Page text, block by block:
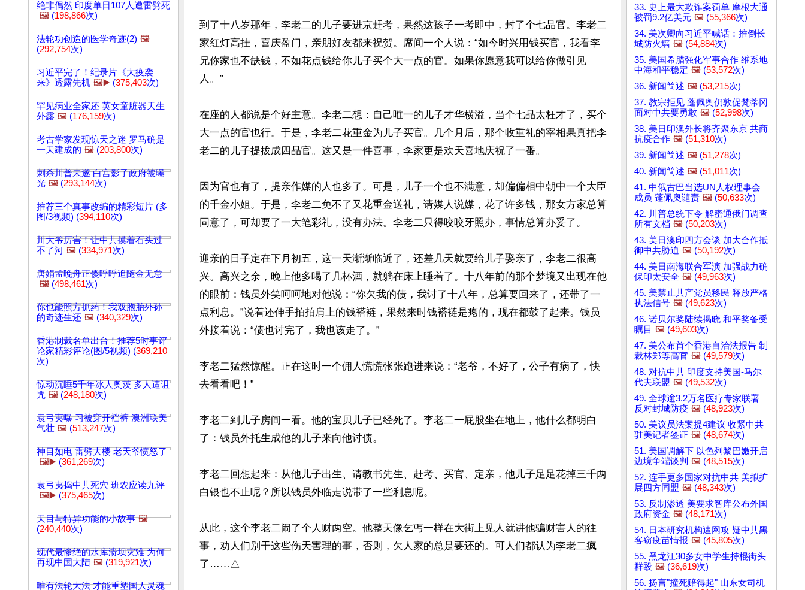
绝非偶然 印度单日107人遭雷劈死
🖼️ (198,866次)
法轮功创造的医学奇迹(2) 🖼️
(292,754次)
习近平完了！纪录片《大疫袭
来》透露先机 🖼️▶️ (375,403次)
罕见病业全家还 英女童脏器天生
外露 🖼️ (176,159次)
考古学家发现惊天之迷 罗马确是
一天建成的 🖼️ (203,800次)
刺杀川普未遂 白宫影子政府被曝
光 🖼️ (293,144次)
推荐三个真事改编的精彩短片 (多
图/3视频) (394,110次)
川大爷厉害！让中共摸着石头过
不了河 🖼️ (334,971次)
唐娟孟晚舟正傻呼呼追随金无怠
🖼️ (498,461次)
你也能照方抓药！我双胞胎外孙
的奇迹生还 🖼️ (340,329次)
香港制裁名单出台！推荐5时事评
论家精彩评论(图/5视频) (369,210
次)
惊动沉睡5千年冰人奥茨 多人遭诅
咒 🖼️ (248,180次)
袁弓夷曝 习被穿开裆裤 澳洲联美
气壮 🖼️ (513,247次)
神目如电 雷劈大楼 老天爷愤怒了
🖼️▶️ (361,269次)
袁弓夷捣中共死穴 班农应读九评
🖼️▶️ (375,465次)
天目与特异功能的小故事 🖼️
(240,440次)
现代最惨绝的水库溃坝灾难 为何
再现中国大陆 🖼️ (319,921次)
唯有法轮大法 才能重塑国人灵魂
到了十八岁那年，李老二的儿子要进京赶考，果然这孩子一考即中，封了个七品官。李老二
家红灯高挂，喜庆盈门，亲朋好友都来祝贺。席间一个人说：“如今时兴用钱买官，我看李
兄你家也不缺钱，不如花点钱给你儿子买个大一点的官。如果你愿意我可以给你做引见
人。”
在座的人都说是个好主意。李老二想：自己唯一的儿子才华横溢，当个七品太枉才了，买个
大一点的官也行。于是，李老二花重金为儿子买官。几个月后，那个收重礼的宰相果真把李
老二的儿子提拔成四品官。这又是一件喜事，李家更是欢天喜地庆祝了一番。
因为官也有了，提亲作媒的人也多了。可是，儿子一个也不满意，却偏偏相中朝中一个大臣
的千金小姐。于是，李老二免不了又花重金送礼，请媒人说媒，花了许多钱，那女方家总算
同意了，可却要了一大笔彩礼，没有办法。李老二只得咬咬牙照办，事情总算办妥了。
迎亲的日子定在下月初五，这一天渐渐临近了，还差几天就要给儿子娶亲了，李老二很高
兴。高兴之余，晚上他多喝了几杯酒，就躺在床上睡着了。十八年前的那个梦境又出现在他
的眼前：钱员外笑呵呵地对他说：“你欠我的债，我讨了十八年，总算要回来了，还带了一
点利息。”说着还伸手拍拍肩上的钱褡裢，果然来时钱褡裢是瘪的，现在都鼓了起来。钱员
外接着说：“债也讨完了，我也该走了。”
李老二猛然惊醒。正在这时一个佣人慌慌张张跑进来说：“老爷，不好了，公子有病了，快
去看看吧！”
李老二到儿子房间一看。他的宝贝儿子已经死了。李老二一屁股坐在地上，他什么都明白
了：钱员外托生成他的儿子来向他讨债。
李老二回想起来：从他儿子出生、请教书先生、赶考、买官、定亲，他儿子足足花掉三千两
白银也不止呢？所以钱员外临走说带了一些利息呢。
从此，这个李老二闹了个人财两空。他整天像乞丐一样在大街上见人就讲他骗财害人的往
事，劝人们别干这些伤天害理的事，否则，欠人家的总是要还的。可人们都认为李老二疯
了……△
33. 史上最大欺诈案罚单 摩根大通
被罚9.2亿美元 🖼️ (55,366次)
34. 美次卿向习近平喊话：推倒长
城防火墙 🖼️ (54,884次)
35. 美国希腊强化军事合作 维系地
中海和平稳定 🖼️ (53,572次)
36. 新闻简述 🖼️ (53,215次)
37. 教宗拒见 蓬佩奥仍敦促梵蒂冈
面对中共要勇敢 🖼️ (52,998次)
38. 美日印澳外长将齐聚东京 共商
抗疫合作 🖼️ (51,310次)
39. 新闻简述 🖼️ (51,278次)
40. 新闻简述 🖼️ (51,011次)
41. 中俄古巴当选UN人权理事会
成员 蓬佩奥谴责 🖼️ (50,633次)
42. 川普总统下令 解密通俄门调查
所有文档 🖼️ (50,203次)
43. 美日澳印四方会谈 加大合作抵
御中共胁迫 🖼️ (50,192次)
44. 美日南海联合军演 加强战力确
保印太安全 🖼️ (49,963次)
45. 美禁止共产党员移民 释放严格
执法信号 🖼️ (49,623次)
46. 诺贝尔奖陆续揭晓 和平奖备受
瞩目 🖼️ (49,603次)
47. 美公布首个香港自治法报告 制
裁林郑等高官 🖼️ (49,579次)
48. 对抗中共 印度支持美国-马尔
代夫联盟 🖼️ (49,532次)
49. 全球逾3.2万名医疗专家联署
反对封城防疫 🖼️ (48,923次)
50. 美议员法案提4建议 收紧中共
驻美记者签证 🖼️ (48,674次)
51. 美国调解下 以色列黎巴嫩开启
边境争端谈判 🖼️ (48,515次)
52. 连手更多国家对抗中共 美拟扩
展四方同盟 🖼️ (48,343次)
53. 反制渗透 美要求智库公布外国
政府资金 🖼️ (48,171次)
54. 日本研究机构遭网攻 疑中共黑
客窃疫苗情报 🖼️ (45,805次)
55. 黑龙江30多女中学生持棍街头
群殴 🖼️ (36,619次)
56. 扬言"撞死赔得起" 山东女司机